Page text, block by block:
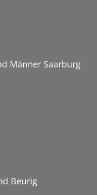
Männer Saarburg
Beurig